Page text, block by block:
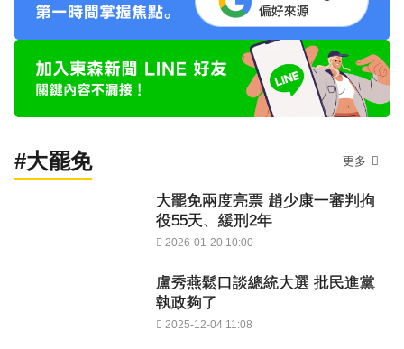
#大罷免 更多
大罷免兩度亮票 趙少康一審判拘
役55天、緩刑2年
2026-01-20 10:00
盧秀燕鬆口談總統大選 批民進黨
執政夠了
2025-12-04 11:08